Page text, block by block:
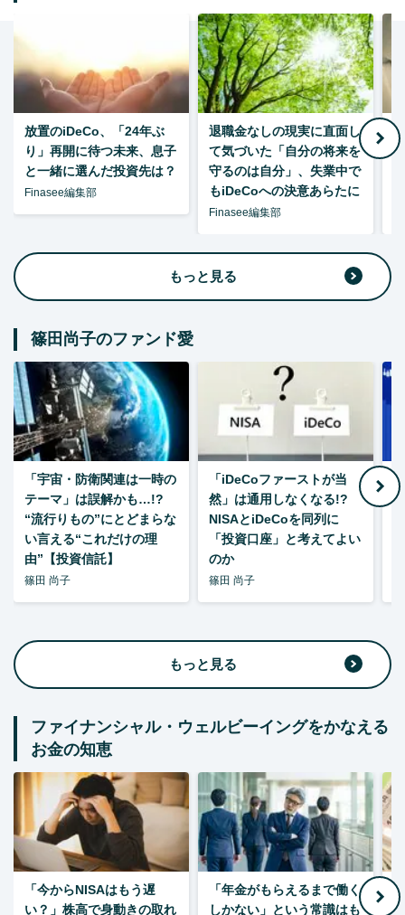
放置のiDeCo、「24年ぶ
り」再開に待つ未来、息子
と一緒に選んだ投資先は？
Finasee編集部
退職金なしの現実に直面し
て気づいた「自分の将来を
守るのは自分」、失業中で
もiDeCoへの決意あらたに
Finasee編集部
もっと見る
篠田尚子のファンド愛
「宇宙・防衛関連は一時の
テーマ」は誤解かも…!?
“流行りもの”にとどまらな
い言える“これだけの理
由”【投資信託】
篠田 尚子
「iDeCoファーストが当
然」は通用しなくなる!?
NISAとiDeCoを同列に
「投資口座」と考えてよい
のか
篠田 尚子
もっと見る
ファイナンシャル・ウェルビーイングをかなえる
お金の知恵
「今からNISAはもう遅
い？」株高で身動きの取れ
「年金がもらえるまで働く
しかない」という常識はも